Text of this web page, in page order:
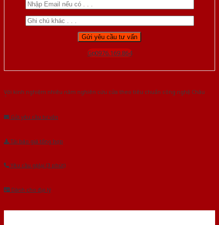
Gọi 0976.169.864
Với kinh nghiệm nhiêu năm nghiên cứu cửa theo tiêu chuẩn công nghệ Châu
Âu.Chúng tôi tự tin là nhà sản xuất & cung cấp hàng đầu tại Việt Nam!
Gửi yêu cầu tư vấn
Tải báo giá tổng hợp
Yêu cầu gọi lại (3 phút)
Dành cho đại lý